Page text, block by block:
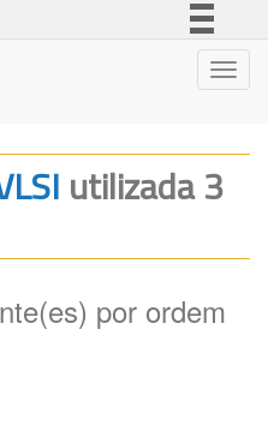
Legislação
utilizada 3
por ordem